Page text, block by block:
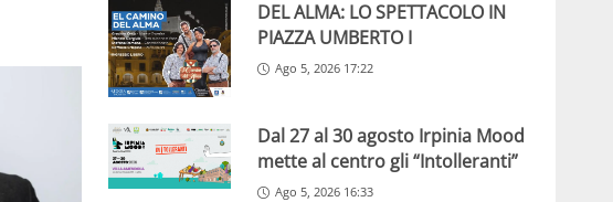
DEL ALMA: LO SPETTACOLO IN
PIAZZA UMBERTO I
Ago 5, 2026 17:22
Dal 27 al 30 agosto Irpinia Mood
mette al centro gli “Intolleranti”
Ago 5, 2026 16:33